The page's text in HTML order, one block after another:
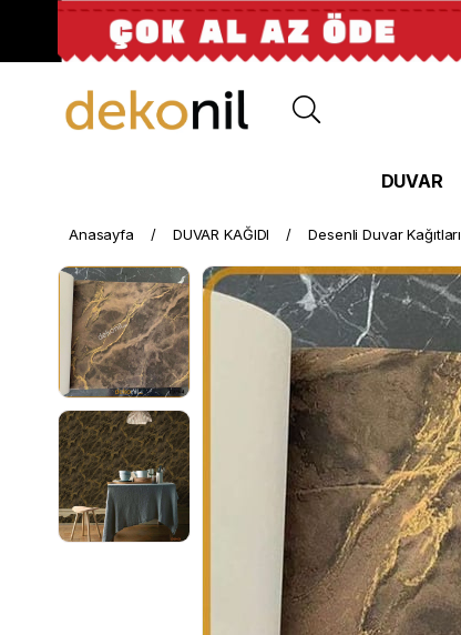
DUVAR
Anasayfa DUVAR KAĞIDI Desenli Duvar Kağıtları